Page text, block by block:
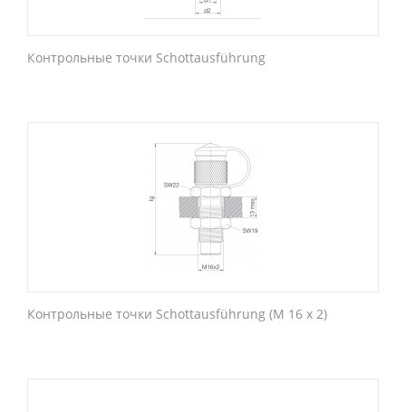
Контрольные точки Schottausführung
Контрольные точки Schottausführung (M 16 x 2)